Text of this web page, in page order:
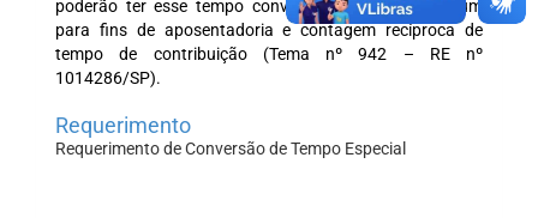
poderão ter esse tempo convertido em tempo comum
para fins de aposentadoria e contagem recíproca de
tempo de contribuição (Tema nº 942 – RE nº
1014286/SP).
Requerimento
Requerimento de Conversão de Tempo Especial